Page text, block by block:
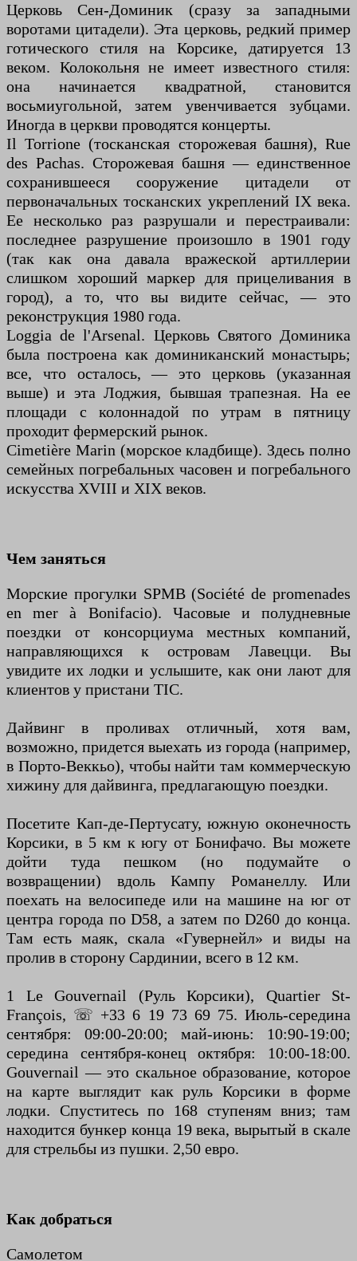
Церковь Сен-Доминик (сразу за западными
воротами цитадели). Эта церковь, редкий пример
готического стиля на Корсике, датируется 13
веком. Колокольня не имеет известного стиля:
она начинается квадратной, становится
восьмиугольной, затем увенчивается зубцами.
Иногда в церкви проводятся концерты.
Il Torrione (тосканская сторожевая башня), Rue
des Pachas. Сторожевая башня — единственное
сохранившееся сооружение цитадели от
первоначальных тосканских укреплений IX века.
Ее несколько раз разрушали и перестраивали:
последнее разрушение произошло в 1901 году
(так как она давала вражеской артиллерии
слишком хороший маркер для прицеливания в
город), а то, что вы видите сейчас, — это
реконструкция 1980 года.
Loggia de l'Arsenal. Церковь Святого Доминика
была построена как доминиканский монастырь;
все, что осталось, — это церковь (указанная
выше) и эта Лоджия, бывшая трапезная. На ее
площади с колоннадой по утрам в пятницу
проходит фермерский рынок.
Cimetière Marin (морское кладбище). Здесь полно
семейных погребальных часовен и погребального
искусства XVIII и XIX веков.
Чем заняться
Морские прогулки SPMB (Société de promenades
en mer à Bonifacio). Часовые и полудневные
поездки от консорциума местных компаний,
направляющихся к островам Лавецци. Вы
увидите их лодки и услышите, как они лают для
клиентов у пристани TIC.
Дайвинг в проливах отличный, хотя вам,
возможно, придется выехать из города (например,
в Порто-Веккьо), чтобы найти там коммерческую
хижину для дайвинга, предлагающую поездки.
Посетите Кап-де-Пертусату, южную оконечность
Корсики, в 5 км к югу от Бонифачо. Вы можете
дойти туда пешком (но подумайте о
возвращении) вдоль Кампу Романеллу. Или
поехать на велосипеде или на машине на юг от
центра города по D58, а затем по D260 до конца.
Там есть маяк, скала «Гувернейл» и виды на
пролив в сторону Сардинии, всего в 12 км.
1 Le Gouvernail (Руль Корсики), Quartier St-
François, ☏ +33 6 19 73 69 75. Июль-середина
сентября: 09:00-20:00; май-июнь: 10:90-19:00;
середина сентября-конец октября: 10:00-18:00.
Gouvernail — это скальное образование, которое
на карте выглядит как руль Корсики в форме
лодки. Спуститесь по 168 ступеням вниз; там
находится бункер конца 19 века, вырытый в скале
для стрельбы из пушки. 2,50 евро.
Как добраться
Самолетом